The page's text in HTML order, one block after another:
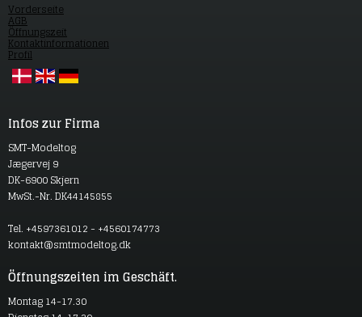
Vorderseite
AGB
Öffnungszeit
Kontaktinformationen
Profil
Infos zur Firma
SMT-Modeltog
Jægervej 9
DK-6900 Skjern
MwSt.-Nr. DK44145855
Tel. +4597361012 - +4560174773
kontakt@smtmodeltog.dk
Öffnungszeiten im Geschäft.
Montag 14-17.30